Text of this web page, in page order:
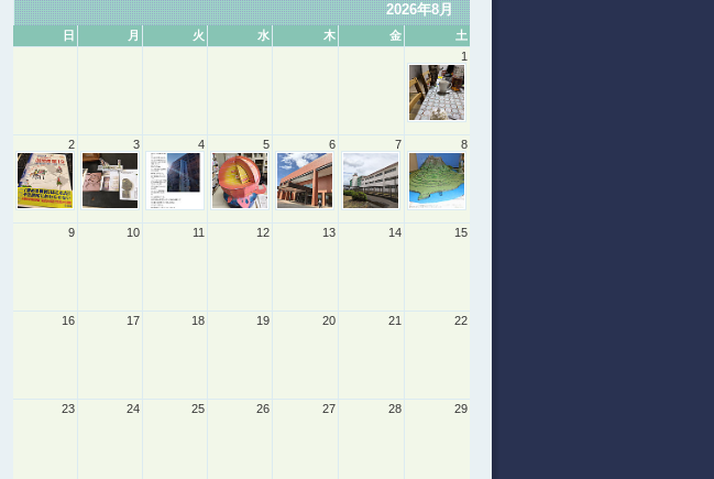
2026年8月
日 月 火 水 木 金
土
1
2 3 4 5 6 7 8
9 10 11 12 13 14 15
16 17 18 19 20 21 22
23 24 25 26 27 28 29